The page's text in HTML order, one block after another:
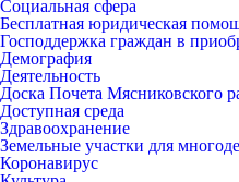
Социальная сфера
Бесплатная юридическая
Господдержка граждан в
Демография
Деятельность
Доска Почета Мясниковского
Доступная среда
Здравоохранение
Земельные участки для
Коронавирус